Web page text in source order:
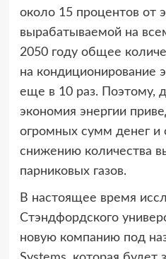
около 15 процентов от
вырабатываемой на
2050 году общее
на кондиционирование
еще в 10 раз. Поэтому,
экономия энергии
огромных сумм денег и
снижению количества
парниковых газов.
В настоящее время
Стэндфордского
новую компанию под